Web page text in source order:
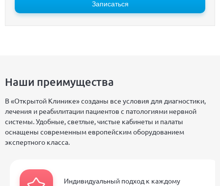
Записаться
Наши преимущества
В «Открытой Клинике» созданы все условия для диагностики,
лечения и реабилитации пациентов с патологиями нервной
системы. Удобные, светлые, чистые кабинеты и палаты
оснащены современным европейским оборудованием
экспертного класса.
Индивидуальный подход к каждому